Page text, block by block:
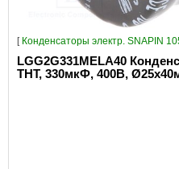
[ Конденсаторы электр. SNAPIN
LGG2G331MELA40
THT, 330мкФ, 400В,